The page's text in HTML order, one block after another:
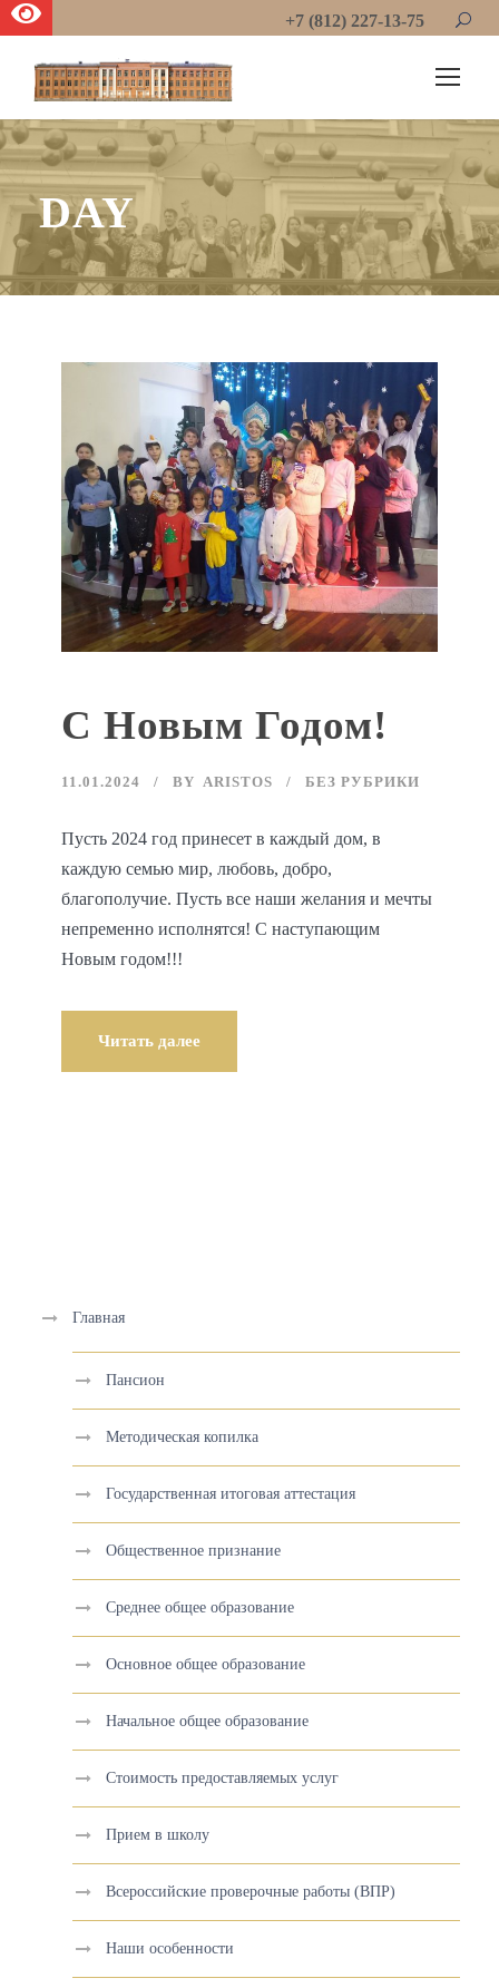
+7 (812) 227-13-75
DAY
С Новым Годом!
11.01.2024 BY ARISTOS БЕЗ РУБРИКИ
Пусть 2024 год принесет в каждый дом, в
каждую семью мир, любовь, добро,
благополучие. Пусть все наши желания и мечты
непременно исполнятся! С наступающим
Новым годом!!!
Читать далее
Главная
Пансион
Методическая копилка
Государственная итоговая аттестация
Общественное признание
Среднее общее образование
Основное общее образование
Начальное общее образование
Стоимость предоставляемых услуг
Прием в школу
Всероссийские проверочные работы (ВПР)
Наши особенности